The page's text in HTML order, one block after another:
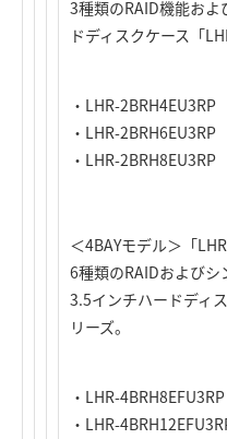
3種類のRAID機能およ
ドディスクケース「
・LHR-2BRH4EU3RP
・LHR-2BRH6EU3RP
・LHR-2BRH8EU3RP
＜4BAYモデル＞「
6種類のRAIDおよび
3.5インチハードディ
リーズ。
・LHR-
・LHR-